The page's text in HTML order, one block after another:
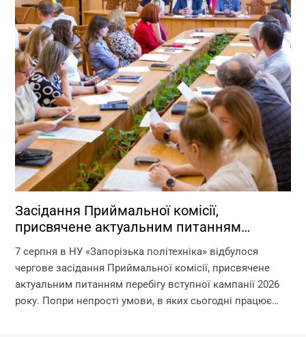
Засідання Приймальної комісії,
присвячене актуальним питанням
перебігу вступної кампанії 2026 року
7 серпня в НУ «Запорізька політехніка» відбулося
чергове засідання Приймальної комісії, присвячене
актуальним питанням перебігу вступної кампанії 2026
року. Попри непрості умови, в яких сьогодні працює